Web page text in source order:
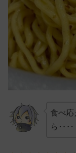
食べ
ら‥‥